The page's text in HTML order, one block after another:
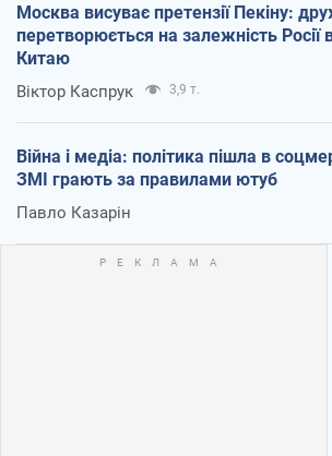
Москва висуває претензії Пекіну:
перетворюється на залежність Росії
Китаю
Віктор Каспрук 3,9 т.
Війна і медіа: політика пішла в
ЗМІ грають за правилами ютуб
Павло Казарін